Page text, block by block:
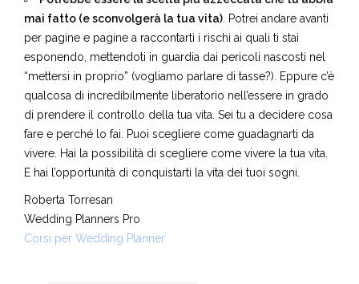
perseveranza e motivazione.
Potrebbe essere la scelta più azzeccata che tu abbia
mai fatto (e sconvolgerà la tua vita). Potrei andare avanti
per pagine e pagine a raccontarti i rischi ai quali ti stai
esponendo, mettendoti in guardia dai pericoli nascosti nel
“mettersi in proprio” (vogliamo parlare di tasse?). Eppure c’è
qualcosa di incredibilmente liberatorio nell’essere in grado
di prendere il controllo della tua vita. Sei tu a decidere cosa
fare e perché lo fai. Puoi scegliere come guadagnarti da
vivere. Hai la possibilità di scegliere come vivere la tua vita.
E hai l’opportunità di conquistarti la vita dei tuoi sogni.
Roberta Torresan